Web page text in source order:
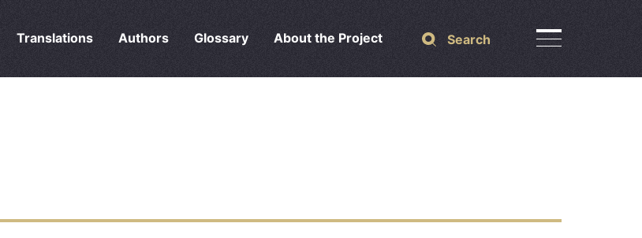
Translations Authors Glossary About the Project Search